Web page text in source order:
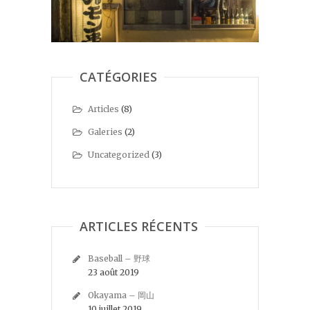
CATÉGORIES
Articles (8)
Galeries (2)
Uncategorized (3)
ARTICLES RÉCENTS
Baseball – 野球
23 août 2019
Okayama – 岡山